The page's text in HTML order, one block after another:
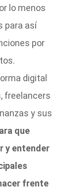
lo menos
para así
por
digital
freelancers
y sus
que
y entender
frente